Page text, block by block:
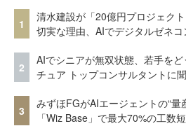
1
清水建設が「20億円プロジェク
切実な理由、AIでデジタルゼネ
2
AIでシニアが無双状態、若手を
チュア トップコンサルタントに聞
3
みずほFGがAIエージェントの“
「Wiz Base」で最大70%の工数